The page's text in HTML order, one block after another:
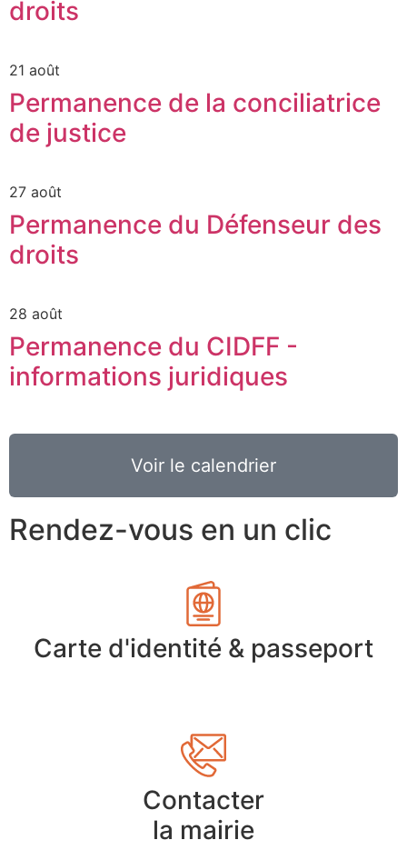
droits
21 août
Permanence de la conciliatrice
de justice
27 août
Permanence du Défenseur des
droits
28 août
Permanence du CIDFF -
informations juridiques
Voir le calendrier
Rendez-vous en un clic
Carte d'identité & passeport
Contacter
la mairie